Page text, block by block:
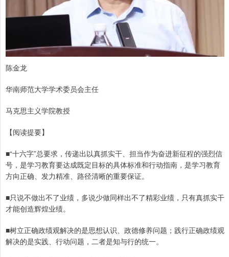
陈金龙
华南师范大学学术委员会主任
马克思主义学院教授
【阅读提要】
■“十六字”总要求，传递出以真抓实干、担当作为奋进新征程的强烈信
号，是学习教育要达成既定目标的具体标准和行动指南，是学习教育
方向正确、发力精准、路径清晰的重要保证。
■只说不做出不了业绩，多说少做同样出不了精彩业绩，只有真抓实干
才能创造辉煌业绩。
■树立正确政绩观解决的是思想认识、政德修养问题；践行正确政绩观
解决的是实践、行动问题，二者是知与行的统一。